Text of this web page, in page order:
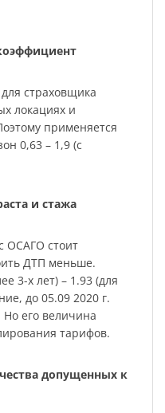
страховщика
локациях и
применяется
0,63 – 1,9 (с
и стажа
ОСАГО стоит
ДТП меньше.
3-х лет) – 1.93 (для
до 05.09 2020 г.
его величина
тарифов.
допущенных к